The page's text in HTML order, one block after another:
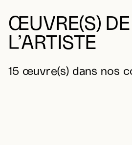
ŒUVRE(S) DE
L’ARTISTE
15 œuvre(s) dans nos